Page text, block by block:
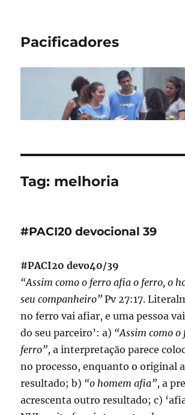
Pacificadores
Tag: melhoria
#PACI20 devocional 39
#PACI20 devo40/39
“Assim como o ferro afia o ferro, o
seu companheiro”Pv 27:17.
no ferro vai afiar, e uma pessoa
do seu parceiro’: a) “Assim como
ferro”, a interpretação parece
no processo, enquanto o original
resultado; b) “o homem afia”, a
acrescenta outro resultado; c)